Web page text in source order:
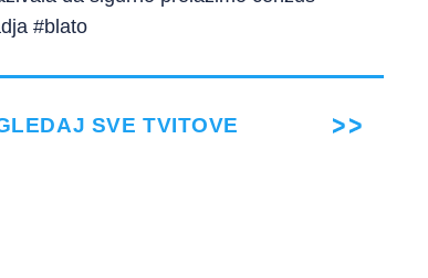
#blato
SVE TVITOVE